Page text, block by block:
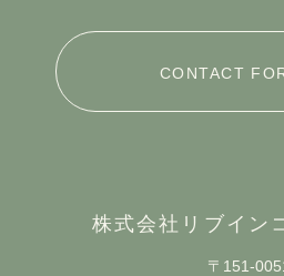
CONTACT
株式会社リブイン
〒151-